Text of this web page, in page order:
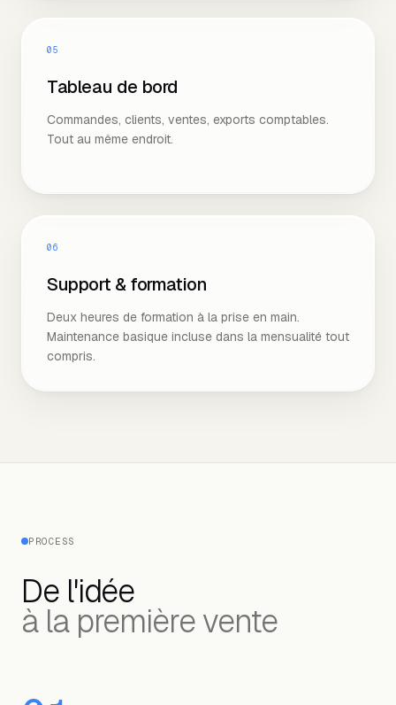
05
Tableau de bord
Commandes, clients, ventes, exports comptables.
Tout au même endroit.
06
Support & formation
Deux heures de formation à la prise en main.
Maintenance basique incluse dans la mensualité tout
compris.
PROCESS
De l'idée
à la première vente